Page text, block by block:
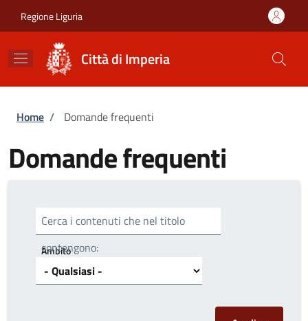
Regione Liguria
Città di Imperia
Briciole di pane
Home / Domande frequenti
Domande frequenti
Cerca i contenuti che nel titolo
contengono:
Ambito